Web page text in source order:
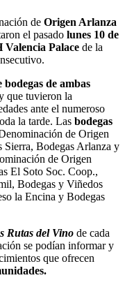
de Origen Arlanza
el pasado lunes 10 de
Valencia Palace de la
bodegas de ambas
que tuvieron la
ante el numeroso
la tarde. Las bodegas
de Origen
Bodegas Arlanza y
de Origen
El Soto Soc. Coop.,
Bodegas y Viñedos
la Encina y Bodegas
Rutas del Vino de cada
se podían informar y
que ofrecen